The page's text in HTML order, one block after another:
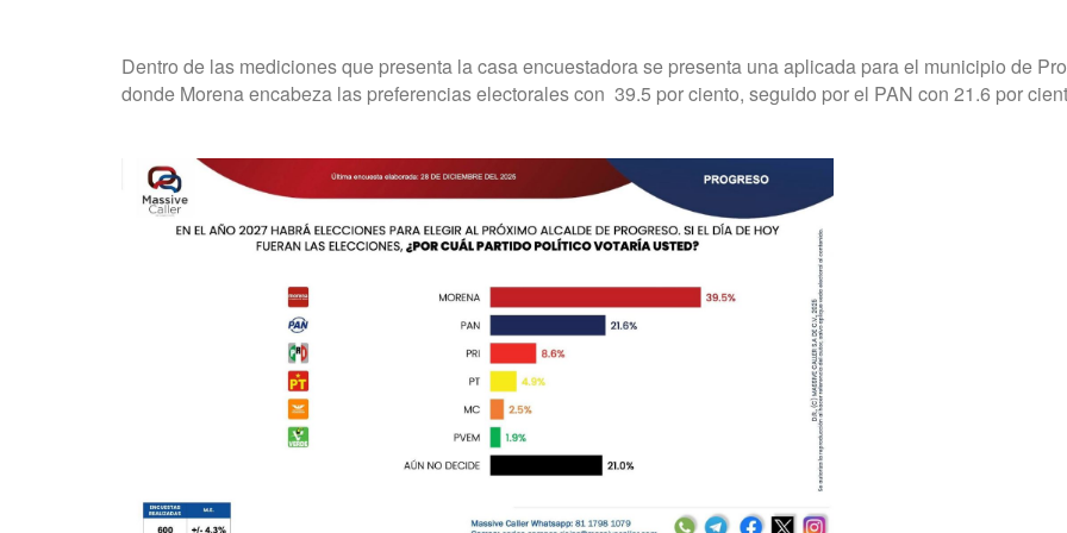
Dentro de las mediciones que presenta la casa encuestadora se presenta una aplicada para el municipio de
donde Morena encabeza las preferencias electorales con 39.5 por ciento, seguido por el PAN con 21.6 por